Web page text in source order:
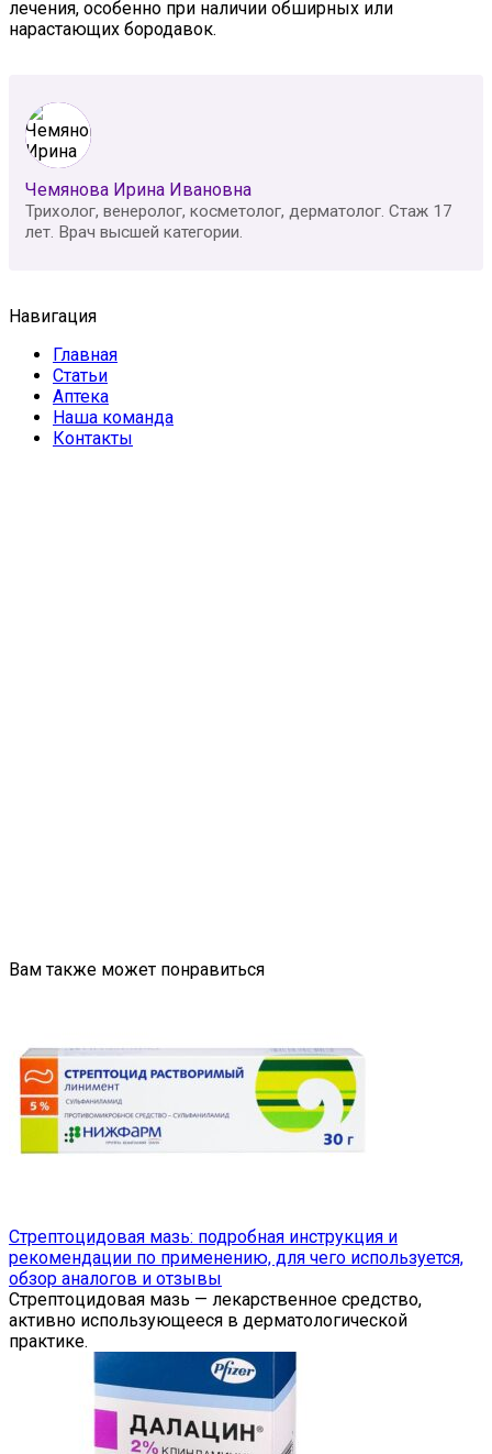
лечения, особенно при наличии обширных или
нарастающих бородавок.
Чемянова Ирина Ивановна
Трихолог, венеролог, косметолог, дерматолог. Стаж 17
лет. Врач высшей категории.
Навигация
Главная
Статьи
Аптека
Наша команда
Контакты
Вам также может понравиться
Стрептоцидовая мазь: подробная инструкция и
рекомендации по применению, для чего используется,
обзор аналогов и отзывы
Стрептоцидовая мазь — лекарственное средство,
активно использующееся в дерматологической
практике.